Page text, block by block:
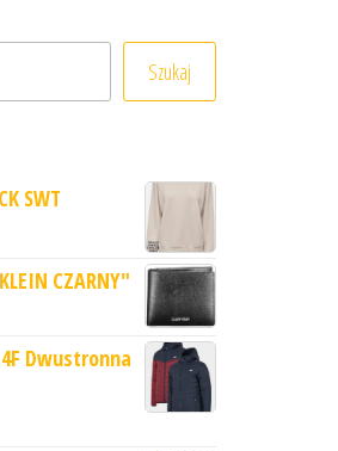
Szukaj
SWT
CZARNY"
Dwustronna